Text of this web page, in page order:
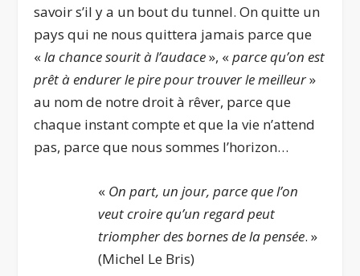
savoir s’il y a un bout du tunnel. On quitte un
pays qui ne nous quittera jamais parce que
«la chance sourit à l’audace», «parce qu’on est
prêt à endurer le pire pour trouver le meilleur»
au nom de notre droit à rêver, parce que
chaque instant compte et que la vie n’attend
pas, parce que nous sommes l’horizon…
« On part, un jour, parce que l’on
veut croire qu’un regard peut
triompher des bornes de la pensée. »
(Michel Le Bris)